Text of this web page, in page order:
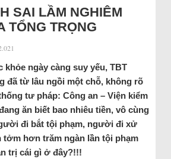
SAI LẦM NGHIÊM
TỔNG TRỌNG
ngày càng suy yếu, TBT
đã từ lâu ngồi một chỗ, không rõ
tư pháp: Công an – Viện kiểm
ăn biết bao nhiêu tiền, vô cùng
đi bắt tội phạm, người đi xử
tởm hơn trăm ngàn lần tội phạm
trị cái gì ở đây?!!!